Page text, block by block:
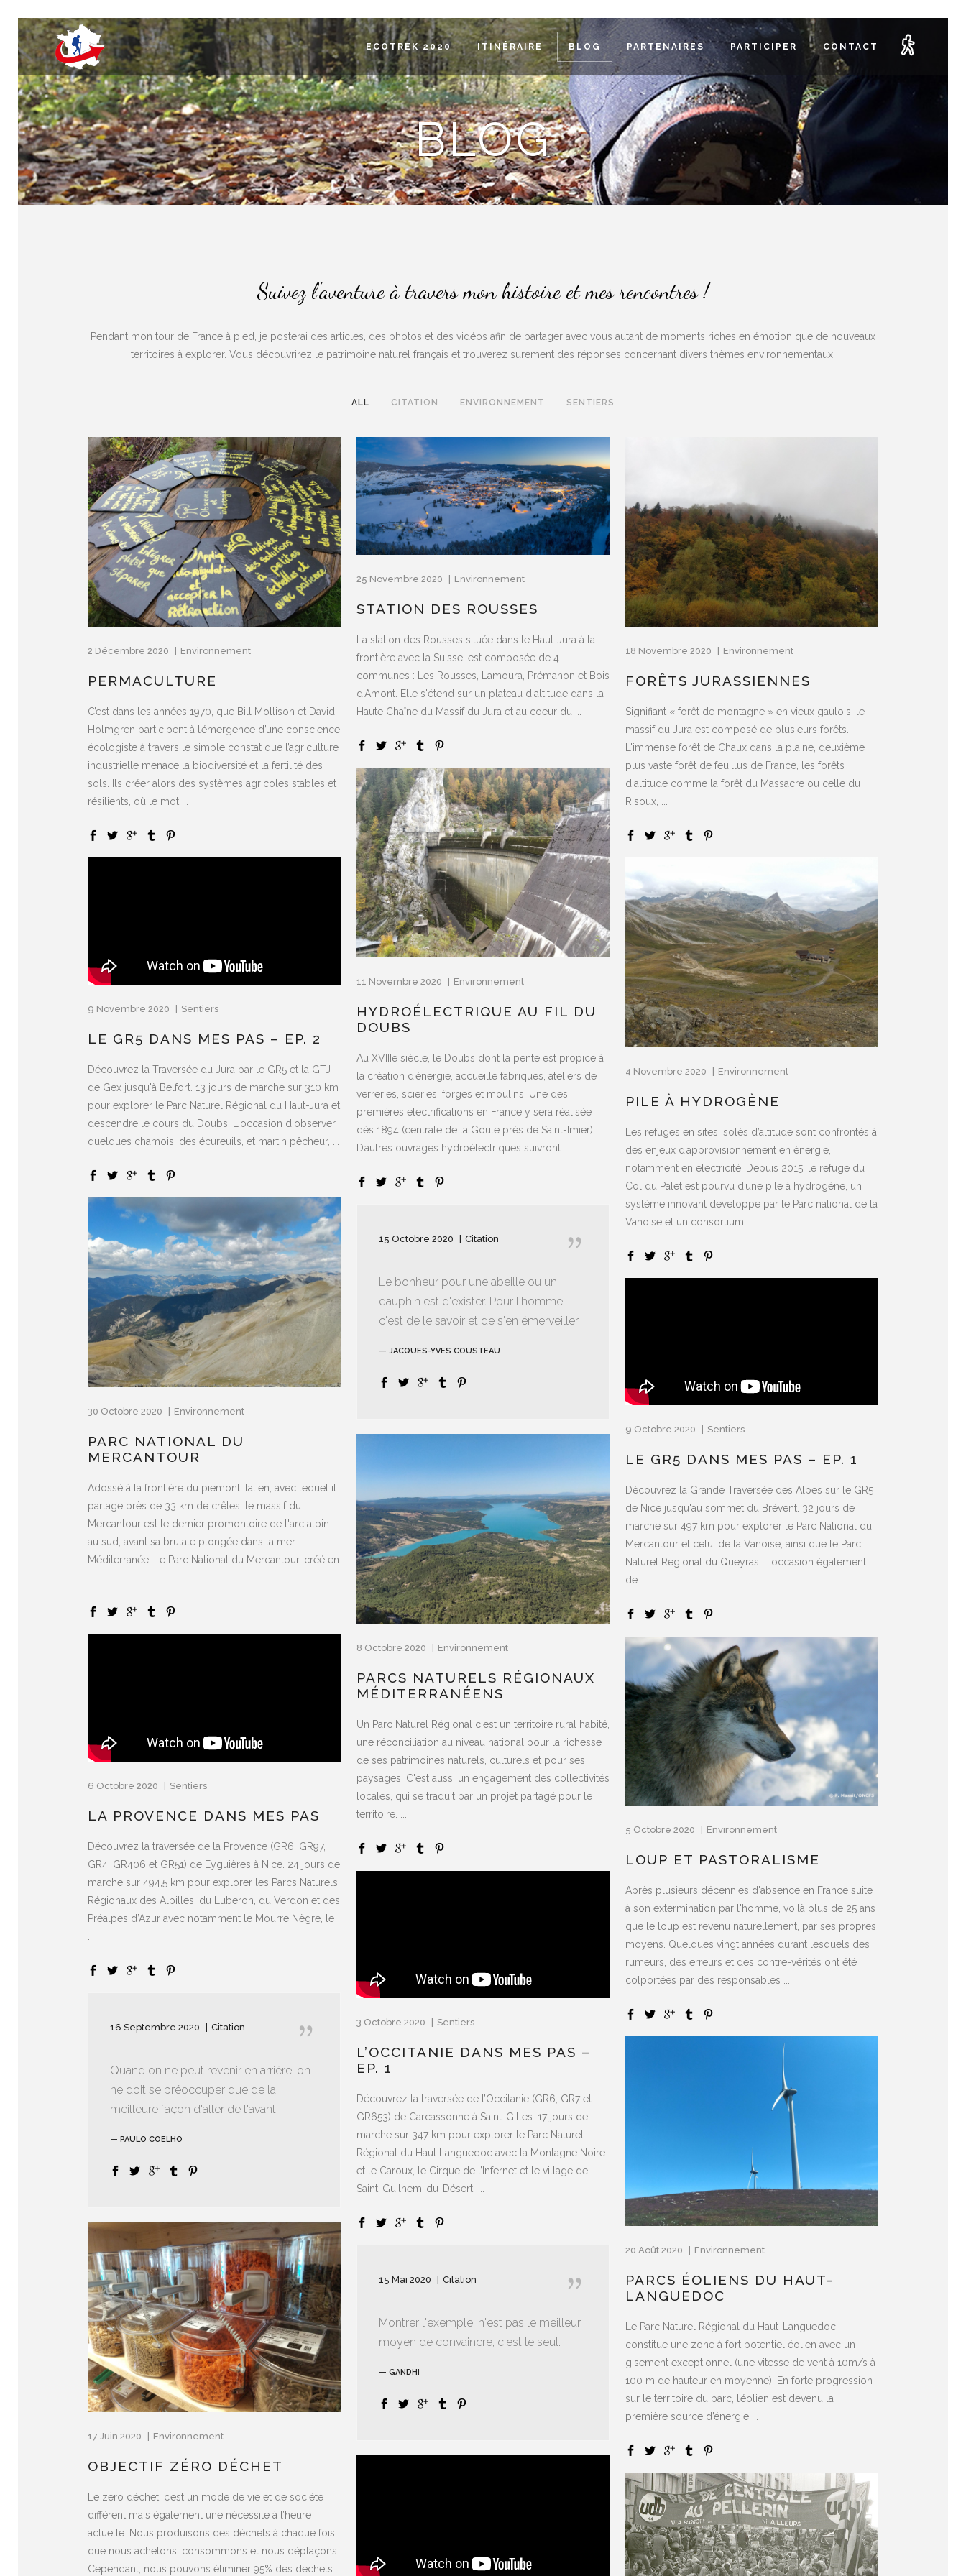
ECOTREK 2020 ITINÉRAIRE BLOG PARTENAIRES PARTICIPER CONTACT
BLOG
Suivez l’aventure à travers mon histoire et mes rencontres !
Pendant mon tour de France à pied, je posterai des articles, des photos et des vidéos afin de partager avec vous autant de moments riches en émotion que de nouveaux
territoires à explorer. Vous découvrirez le patrimoine naturel français et trouverez surement des réponses concernant divers thèmes environnementaux.
ALL CITATION ENVIRONNEMENT SENTIERS
2 Décembre 2020 Environnement
PERMACULTURE
C’est dans les années 1970, que Bill Mollison et David
Holmgren participent à l’émergence d’une conscience
écologiste à travers le simple constat que l’agriculture
industrielle menace la biodiversité et la fertilité des
sols. Ils créer alors des systèmes agricoles stables et
résilients, où le mot ...
25 Novembre 2020 Environnement
STATION DES ROUSSES
La station des Rousses située dans le Haut-Jura à la
frontière avec la Suisse, est composée de 4
communes : Les Rousses, Lamoura, Prémanon et Bois
d’Amont. Elle s'étend sur un plateau d'altitude dans la
Haute Chaîne du Massif du Jura et au coeur du ...
18 Novembre 2020 Environnement
FORÊTS JURASSIENNES
Signifiant « forêt de montagne » en vieux gaulois, le
massif du Jura est composé de plusieurs forêts.
L'immense forêt de Chaux dans la plaine, deuxième
plus vaste forêt de feuillus de France, les forêts
d'altitude comme la forêt du Massacre ou celle du
Risoux, ...
11 Novembre 2020 Environnement
HYDROÉLECTRIQUE AU FIL DU
DOUBS
Au XVIIIe siècle, le Doubs dont la pente est propice à
la création d’énergie, accueille fabriques, ateliers de
verreries, scieries, forges et moulins. Une des
premières électrifications en France y sera réalisée
dès 1894 (centrale de la Goule près de Saint-Imier).
D’autres ouvrages hydroélectriques suivront ...
9 Novembre 2020 Sentiers
LE GR5 DANS MES PAS – EP. 2
Découvrez la Traversée du Jura par le GR5 et la GTJ
de Gex jusqu'à Belfort. 13 jours de marche sur 310 km
pour explorer le Parc Naturel Régional du Haut-Jura et
descendre le cours du Doubs. L'occasion d'observer
quelques chamois, des écureuils, et martin pêcheur, ...
4 Novembre 2020 Environnement
PILE À HYDROGÈNE
Les refuges en sites isolés d’altitude sont confrontés à
des enjeux d’approvisionnement en énergie,
notamment en électricité. Depuis 2015, le refuge du
Col du Palet est pourvu d’une pile à hydrogène, un
système innovant développé par le Parc national de la
Vanoise et un consortium ...
30 Octobre 2020 Environnement
PARC NATIONAL DU
MERCANTOUR
Adossé à la frontière du piémont italien, avec lequel il
partage près de 33 km de crêtes, le massif du
Mercantour est le dernier promontoire de l'arc alpin
au sud, avant sa brutale plongée dans la mer
Méditerranée. Le Parc National du Mercantour, créé en
15 Octobre 2020 Citation
Le bonheur pour une abeille ou un
dauphin est d'exister. Pour l'homme,
c'est de le savoir et de s'en émerveiller.
— JACQUES-YVES COUSTEAU
9 Octobre 2020 Sentiers
LE GR5 DANS MES PAS – EP. 1
Découvrez la Grande Traversée des Alpes sur le GR5
de Nice jusqu'au sommet du Brévent. 32 jours de
marche sur 497 km pour explorer le Parc National du
Mercantour et celui de la Vanoise, ainsi que le Parc
Naturel Régional du Queyras. L'occasion également
de ...
8 Octobre 2020 Environnement
PARCS NATURELS RÉGIONAUX
MÉDITERRANÉENS
Un Parc Naturel Régional c'est un territoire rural habité,
une réconciliation au niveau national pour la richesse
de ses patrimoines naturels, culturels et pour ses
paysages. C'est aussi un engagement des collectivités
locales, qui se traduit par un projet partagé pour le
territoire. ...
6 Octobre 2020 Sentiers
LA PROVENCE DANS MES PAS
Découvrez la traversée de la Provence (GR6, GR97,
GR4, GR406 et GR51) de Eyguières à Nice. 24 jours de
marche sur 494,5 km pour explorer les Parcs Naturels
Régionaux des Alpilles, du Luberon, du Verdon et des
Préalpes d’Azur avec notamment le Mourre Nègre, le
5 Octobre 2020 Environnement
LOUP ET PASTORALISME
Après plusieurs décennies d'absence en France suite
à son extermination par l'homme, voilà plus de 25 ans
que le loup est revenu naturellement, par ses propres
moyens. Quelques vingt années durant lesquels des
rumeurs, des erreurs et des contre-vérités ont été
colportées par des responsables ...
3 Octobre 2020 Sentiers
L’OCCITANIE DANS MES PAS –
EP. 1
Découvrez la traversée de l’Occitanie (GR6, GR7 et
GR653) de Carcassonne à Saint-Gilles. 17 jours de
marche sur 347 km pour explorer le Parc Naturel
Régional du Haut Languedoc avec la Montagne Noire
et le Caroux, le Cirque de l’Infernet et le village de
Saint-Guilhem-du-Désert, ...
16 Septembre 2020 Citation
Quand on ne peut revenir en arrière, on
ne doit se préoccuper que de la
meilleure façon d'aller de l'avant.
— PAULO COELHO
20 Août 2020 Environnement
PARCS ÉOLIENS DU HAUT-
LANGUEDOC
Le Parc Naturel Régional du Haut-Languedoc
constitue une zone à fort potentiel éolien avec un
gisement exceptionnel (une vitesse de vent à 10m/s à
100 m de hauteur en moyenne). En forte progression
sur le territoire du parc, l’éolien est devenu la
première source d’énergie ...
17 Juin 2020 Environnement
OBJECTIF ZÉRO DÉCHET
Le zéro déchet, c’est un mode de vie et de société
différent mais également une nécessité à l’heure
actuelle. Nous produisons des déchets à chaque fois
que nous achetons, consommons et nous déplaçons.
Cependant, nous pouvons éliminer 95% des déchets
15 Mai 2020 Citation
Montrer l'exemple, n'est pas le meilleur
moyen de convaincre, c'est le seul.
— GANDHI